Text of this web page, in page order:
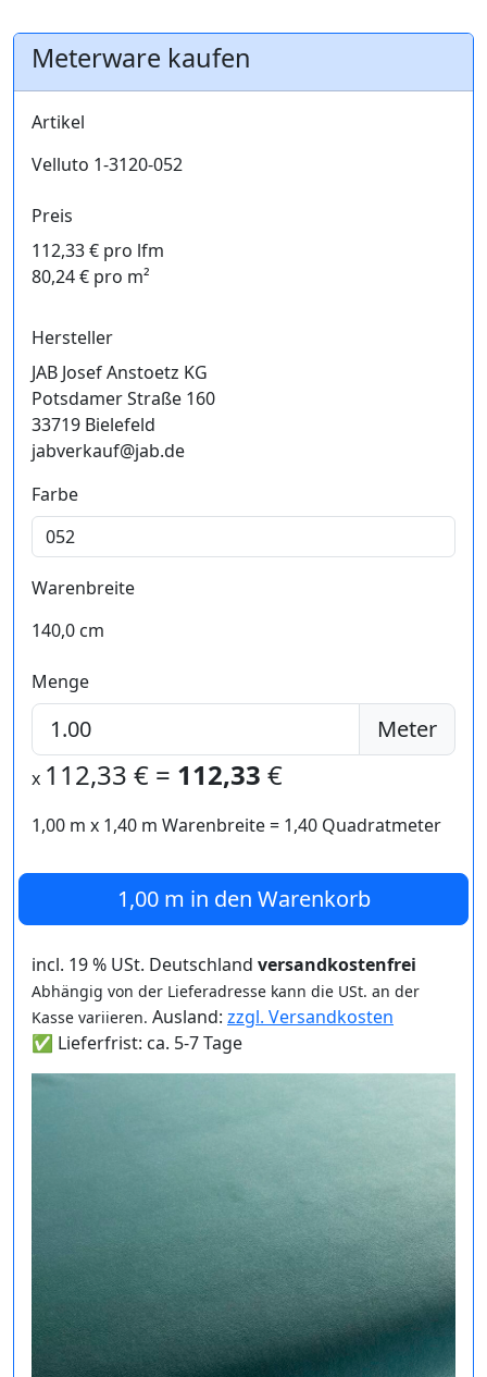
Meterware kaufen
Artikel
Velluto 1-3120-052
Preis
112,33 € pro lfm
80,24 € pro m²
Hersteller
JAB Josef Anstoetz KG
Potsdamer Straße 160
33719 Bielefeld
jabverkauf@jab.de
Farbe
Warenbreite
140,0 cm
Menge
Meter
x 112,33 € = 112,33 €
1,00 m x 1,40 m Warenbreite = 1,40 Quadratmeter
1,00 m in den Warenkorb
incl. 19 % USt. Deutschland versandkostenfrei
Abhängig von der Lieferadresse kann die USt. an der
Kasse variieren. Ausland: zzgl. Versandkosten
✅ Lieferfrist: ca. 5-7 Tage